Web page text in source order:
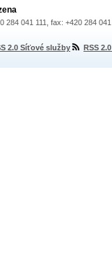
284 041 111, fax: +420 284
2.0 Síťové služby RSS